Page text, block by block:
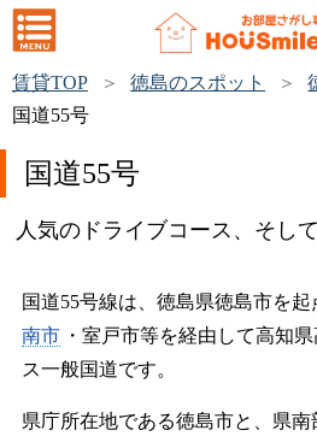
賃貸TOP 徳島のスポット
国道55号
国道55号
人気のドライブコース、そし
国道55号線は、徳島県徳島市を起
南市 ・室戸市等を経由して高知
ス一般国道です。
県庁所在地である徳島市と、県